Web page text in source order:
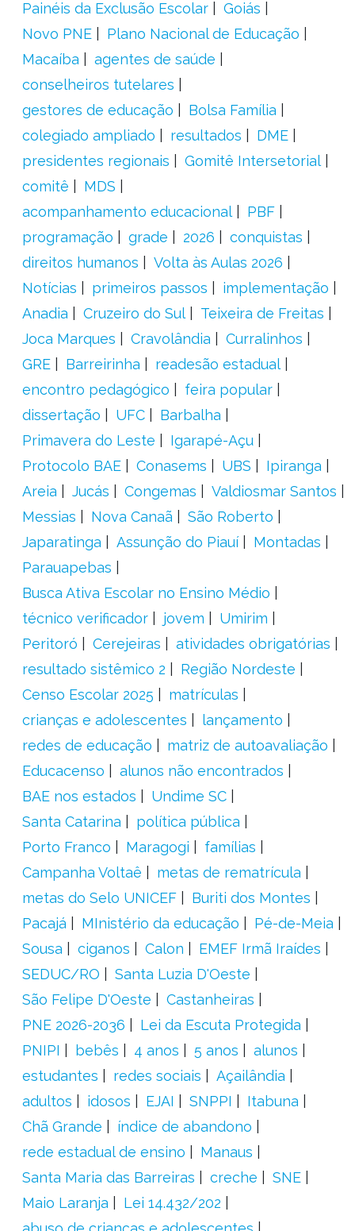
Painéis da Exclusão Escolar
Goiás
Novo PNE
Plano Nacional de Educação
Macaíba
agentes de saúde
conselheiros tutelares
gestores de educação
Bolsa Família
colegiado ampliado
resultados
DME
presidentes regionais
Gomitê Intersetorial
comitê
MDS
acompanhamento educacional
PBF
programação
grade 2026
conquistas
direitos humanos
Volta às Aulas 2026
Notícias
primeiros passos
implementação
Anadia
Cruzeiro do Sul
Teixeira de Freitas
Joca Marques
Cravolândia
Curralinhos
GRE
Barreirinha
readesão estadual
encontro pedagógico
feira popular
dissertação
UFC
Barbalha
Primavera do Leste
Igarapé-Açu
Protocolo BAE
Conasems UBS
Ipiranga
Areia
Jucás Congemas
Valdiosmar Santos
Messias
Nova Canaã
São Roberto
Japaratinga
Assunção do Piauí
Montadas
Parauapebas
Busca Ativa Escolar no Ensino Médio
técnico verificador
jovem
Umirim
Peritoró
Cerejeiras
atividades obrigatórias
resultado sistêmico 2
Região Nordeste
Censo Escolar 2025
matrículas
crianças e adolescentes
lançamento
redes de educação
matriz de autoavaliação
Educacenso
alunos não encontrados
BAE nos estados
Undime SC
Santa Catarina
política pública
Porto Franco
Maragogi
famílias
Campanha Voltaê
metas de rematrícula
metas do Selo UNICEF
Buriti dos Montes
Pacajá
MInistério da educação
Pé-de-Meia
Sousa
ciganos Calon
EMEF Irmã Iraídes
SEDUC/RO
Santa Luzia D'Oeste
São Felipe D'Oeste
Castanheiras
PNE 2026-2036
Lei da Escuta Protegida
PNIPI
bebês 4 anos 5 anos
alunos
estudantes
redes sociais
Açailândia
adultos
idosos EJAI SNPPI
Itabuna
Chã Grande
índice de abandono
rede estadual de ensino
Manaus
Santa Maria das Barreiras
creche
SNE
Maio Laranja
Lei 14.432/202